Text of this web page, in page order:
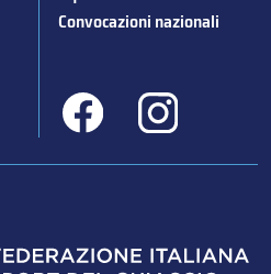
Convocazioni nazionali